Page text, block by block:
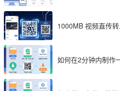
1000MB 视频直传
如何在2分钟内制作